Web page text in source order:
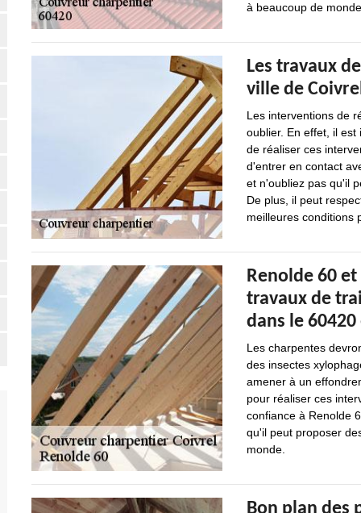
à beaucoup de
Les travaux
ville de
Les interventions de
oublier. En effet, il
de réaliser ces
d'entrer en contact
et n'oubliez pas qu'il
De plus, il peut
meilleures conditions
Renolde 60
travaux de
dans le
Les charpentes
des insectes
amener à un
pour réaliser ces
confiance à Renolde
qu'il peut proposer
monde.
Bon plan des